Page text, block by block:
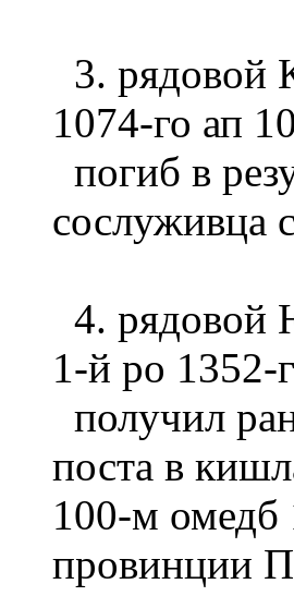
3. рядовой
1074-го ап
погиб в
сослуживца
4. рядовой
1-й ро 1352-
получил
поста в
100-м омедб
провинции